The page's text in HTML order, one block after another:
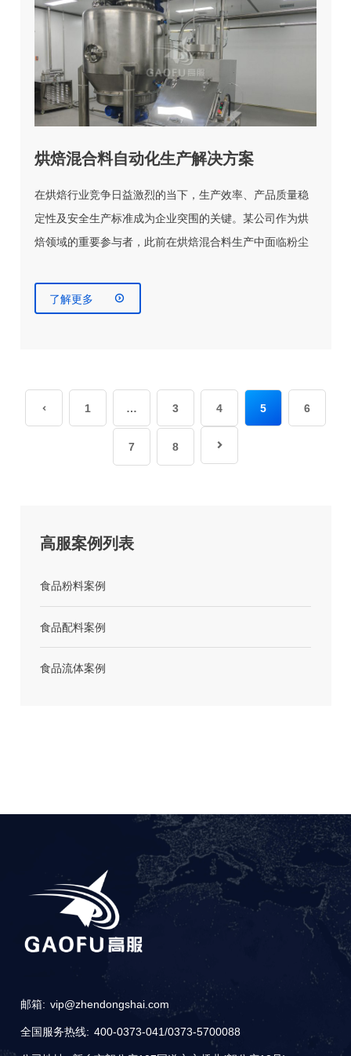
高服案例列表
食品粉料案例
食品配料案例
食品流体案例
烘焙混合料自动化生产解决方案
在烘焙行业竞争日益激烈的当下，生产效率、产品质量稳
定性及安全生产标准成为企业突围的关键。某公司作为烘
焙领域的重要参与者，此前在烘焙混合料生产中面临粉尘
的自动化解决方案提升综合生产能力。
了解更多 
 1 … 3 4 5 6
7 8 
邮箱: vip@zhendongshai.com
全国服务热线: 400-0373-041/0373-5700088